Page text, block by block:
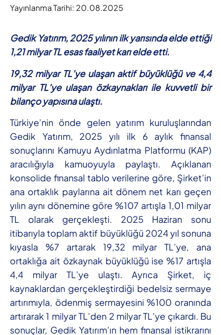
Yayınlanma Tarihi: 20.08.2025
Gedik Yatırım, 2025 yılının ilk yarısında elde ettiği
1,21 milyar TL esas faaliyet karı elde etti.
19,32 milyar TL’ye ulaşan aktif büyüklüğü ve 4,4
milyar TL’ye ulaşan özkaynakları ile kuvvetli bir
bilanço yapısına ulaştı.
Türkiye’nin önde gelen yatırım kuruluşlarından
Gedik Yatırım, 2025 yılı ilk 6 aylık finansal
sonuçlarını Kamuyu Aydınlatma Platformu (KAP)
aracılığıyla kamuoyuyla paylaştı. Açıklanan
konsolide finansal tablo verilerine göre, Şirket’in
ana ortaklık paylarına ait dönem net karı geçen
yılın aynı dönemine göre %107 artışla 1,01 milyar
TL olarak gerçekleşti. 2025 Haziran sonu
itibarıyla toplam aktif büyüklüğü 2024 yıl sonuna
kıyasla %7 artarak 19,32 milyar TL’ye, ana
ortaklığa ait özkaynak büyüklüğü ise %17 artışla
4,4 milyar TL’ye ulaştı. Ayrıca Şirket, iç
kaynaklardan gerçekleştirdiği bedelsiz sermaye
artırımıyla, ödenmiş sermayesini %100 oranında
artırarak 1 milyar TL’den 2 milyar TL’ye çıkardı. Bu
sonuçlar, Gedik Yatırım’ın hem finansal istikrarını